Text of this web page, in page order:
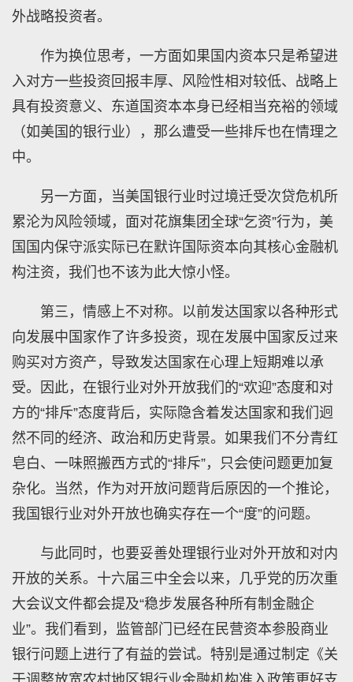
外战略投资者。
作为换位思考，一方面如果国内资本只是希望进
入对方一些投资回报丰厚、风险性相对较低、战略上
具有投资意义、东道国资本本身已经相当充裕的领域
（如美国的银行业），那么遭受一些排斥也在情理之
中。
另一方面，当美国银行业时过境迁受次贷危机所
累沦为风险领域，面对花旗集团全球“乞资”行为，美
国国内保守派实际已在默许国际资本向其核心金融机
构注资，我们也不该为此大惊小怪。
第三，情感上不对称。以前发达国家以各种形式
向发展中国家作了许多投资，现在发展中国家反过来
购买对方资产，导致发达国家在心理上短期难以承
受。因此，在银行业对外开放我们的“欢迎”态度和对
方的“排斥”态度背后，实际隐含着发达国家和我们迥
然不同的经济、政治和历史背景。如果我们不分青红
皂白、一味照搬西方式的“排斥”，只会使问题更加复
杂化。当然，作为对开放问题背后原因的一个推论，
我国银行业对外开放也确实存在一个“度”的问题。
与此同时，也要妥善处理银行业对外开放和对内
开放的关系。十六届三中全会以来，几乎党的历次重
大会议文件都会提及“稳步发展各种所有制金融企
业”。我们看到，监管部门已经在民营资本参股商业
银行问题上进行了有益的尝试。特别是通过制定《关